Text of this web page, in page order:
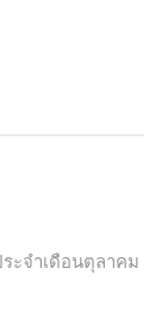
ะจำเดือนตุลาคม